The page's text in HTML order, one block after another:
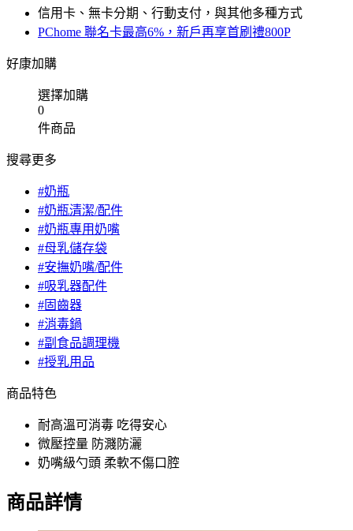
信用卡、無卡分期、行動支付，與其他多種方式
PChome 聯名卡最高6%，新戶再享首刷禮800P
好康加購
選擇加購
0
件商品
搜尋更多
#奶瓶
#奶瓶清潔/配件
#奶瓶專用奶嘴
#母乳儲存袋
#安撫奶嘴/配件
#吸乳器配件
#固齒器
#消毒鍋
#副食品調理機
#授乳用品
商品特色
耐高溫可消毒 吃得安心
微壓控量 防濺防灑
奶嘴級勺頭 柔軟不傷口腔
商品詳情